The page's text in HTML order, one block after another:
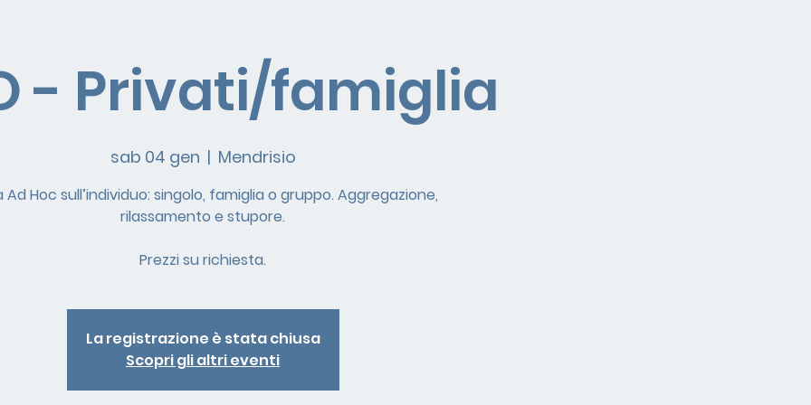
- Privati/famiglia
sab 04 gen
  |
Mendrisio
Ad Hoc sull’individuo: singolo, famiglia o gruppo. Aggregazione,
rilassamento e stupore.
Prezzi su richiesta.
La registrazione è stata chiusa
Scopri gli altri eventi